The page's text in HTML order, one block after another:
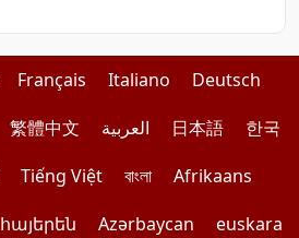
Français Italiano
Deutsch
繁體中文 العربية 日本語
한국
Tiếng Việt বাংলা
Afrikaans
հայերեն Azərbaycan
euskara